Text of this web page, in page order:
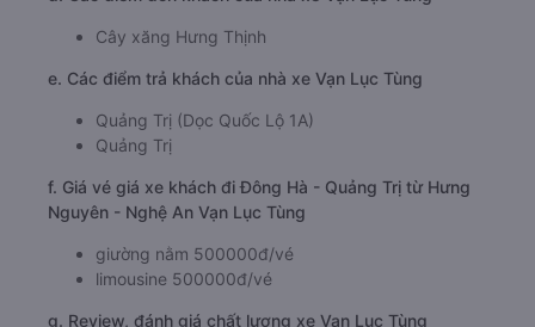
giờ
d. Các điểm đón khách của nhà xe Vạn Lục Tùng
Cây xăng Hưng Thịnh
Quảng Trị (Dọc Quốc Lộ 1A)
f. Giá vé giá xe khách đi Đông Hà - Quảng Trị từ Hưng